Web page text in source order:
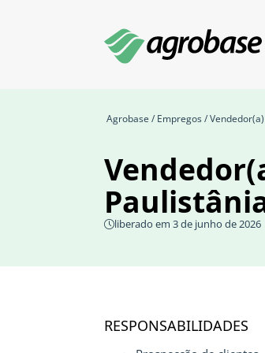
Agrobase / Empregos/
liberado em 3 de junho de 2026
RESPONSABILIDADES